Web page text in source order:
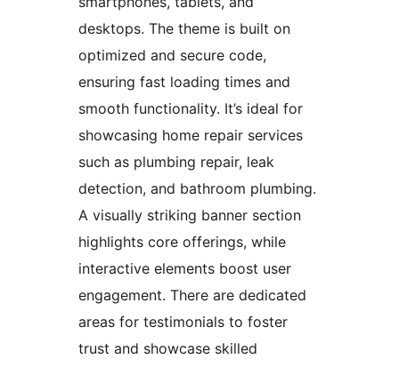
desktops. The theme is built on
optimized and secure code,
ensuring fast loading times and
smooth functionality. It’s ideal for
showcasing home repair services
such as plumbing repair, leak
detection, and bathroom plumbing.
A visually striking banner section
highlights core offerings, while
interactive elements boost user
engagement. There are dedicated
areas for testimonials to foster
trust and showcase skilled